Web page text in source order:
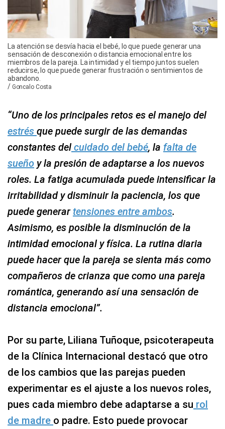
La atención se desvía hacia el bebé, lo que puede generar una
sensación de desconexión o distancia emocional entre los
miembros de la pareja. La intimidad y el tiempo juntos suelen
reducirse, lo que puede generar frustración o sentimientos de
abandono.
/ Goncalo Costa
“Uno de los principales retos es el manejo del
estrés que puede surgir de las demandas
constantes delcuidado del bebé, la falta de
sueño y la presión de adaptarse a los nuevos
roles. La fatiga acumulada puede intensificar la
irritabilidad y disminuir la paciencia, los que
puede generartensiones entre ambos.
Asimismo, es posible la disminución de la
intimidad emocional y física. La rutina diaria
puede hacer que la pareja se sienta más como
compañeros de crianza que como una pareja
romántica, generando así una sensación de
distancia emocional”.
Por su parte, Liliana Tuñoque, psicoterapeuta
de la Clínica Internacional destacó que otro
de los cambios que las parejas pueden
experimentar es el ajuste a los nuevos roles,
pues cada miembro debe adaptarse a su rol
de madre o padre. Esto puede provocar